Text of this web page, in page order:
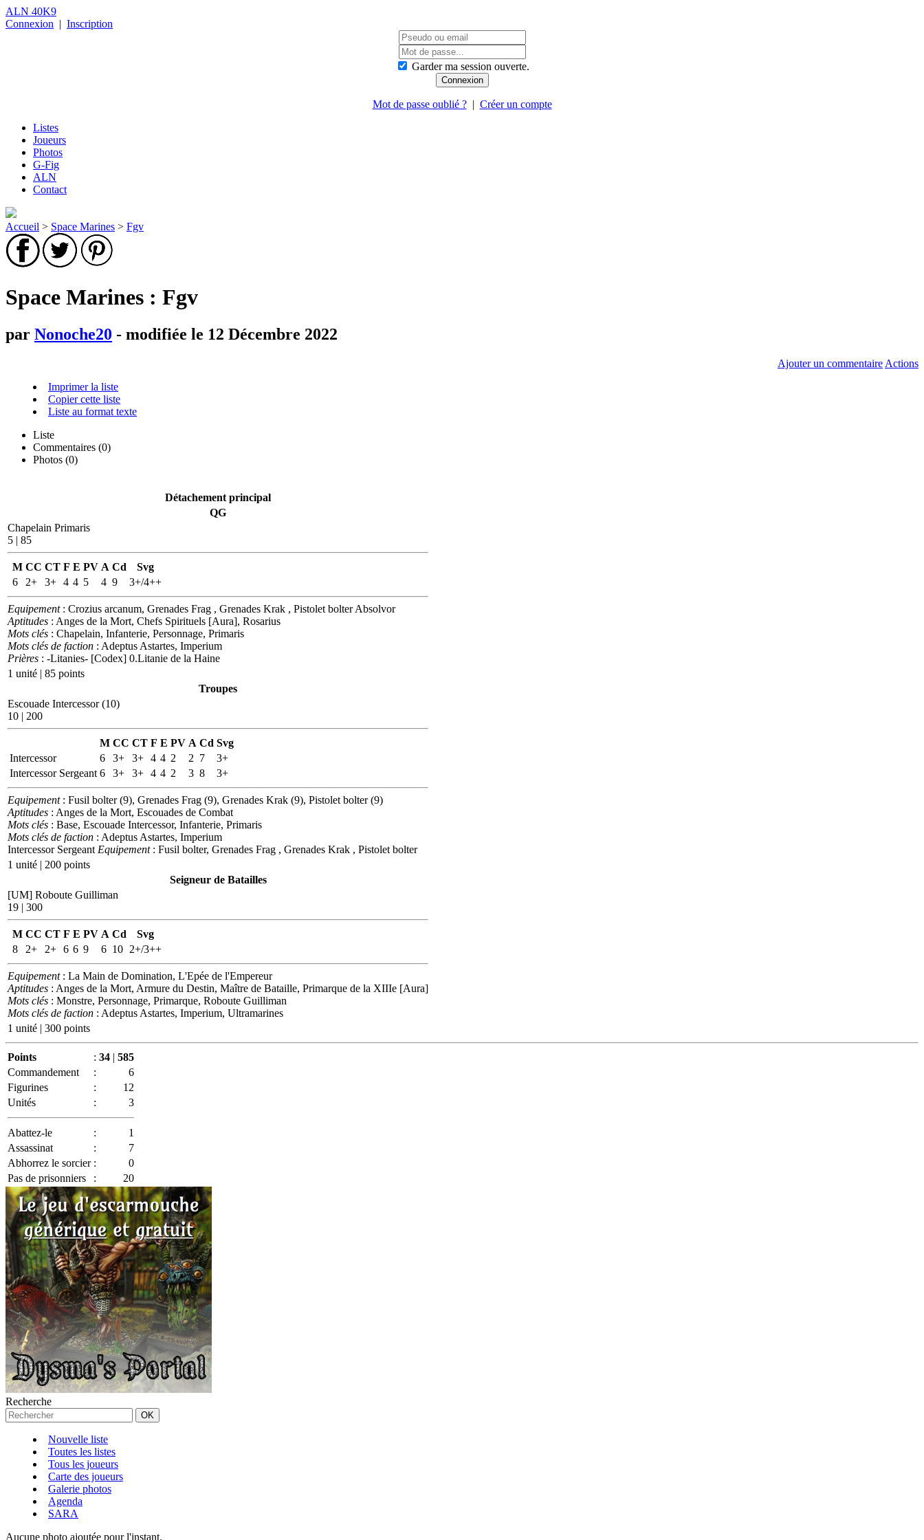
ALN 40K9
Connexion | Inscription
Garder ma session ouverte.
Mot de passe oublié ?| Créer un compte
Listes
Joueurs
Photos
G-Fig
ALN
Contact
Accueil > Space Marines > Fgv
Space Marines : Fgv
par Nonoche20 - modifiée le 12 Décembre 2022
Ajouter un commentaire Actions
Imprimer la liste
Copier cette liste
Liste au format texte
Liste
Commentaires (0)
Photos (0)
Détachement principal
QG
Chapelain Primaris
5 | 85
M CC CT F E PV A Cd
Svg
6
2+ 3+ 4 4 5 4 9 3+/4++
Equipement: Crozius arcanum, Grenades Frag , Grenades Krak , Pistolet bolter Absolvor
Aptitudes : Anges de la Mort, Chefs Spirituels [Aura], Rosarius
Mots clés : Chapelain, Infanterie, Personnage, Primaris
Mots clés de faction : Adeptus Astartes, Imperium
Prières : -Litanies- [Codex] 0.Litanie de la Haine
1 unité | 85 points
Troupes
Escouade Intercessor (10)
10 | 200
M CC CT F E PV A Cd Svg
Intercessor
6 3+ 3+ 4 4 2 2 7
3+
Intercessor Sergeant 6 3+ 3+ 4 4 2 3 8 3+
Equipement: Fusil bolter (9), Grenades Frag (9), Grenades Krak (9), Pistolet bolter (9)
Aptitudes : Anges de la Mort, Escouades de Combat
Mots clés : Base, Escouade Intercessor, Infanterie, Primaris
Mots clés de faction : Adeptus Astartes, Imperium
Intercessor Sergeant Equipement: Fusil bolter, Grenades Frag , Grenades Krak , Pistolet bolter
1 unité | 200 points
Seigneur de Batailles
[UM] Roboute Guilliman
19 | 300
M CC CT F E PV A Cd
Svg
8
2+ 2+ 6 6 9 6 10 2+/3++
Equipement: La Main de Domination, L'Epée de l'Empereur
Aptitudes : Anges de la Mort, Armure du Destin, Maître de Bataille, Primarque de la XIIIe [Aura]
Mots clés : Monstre, Personnage, Primarque, Roboute Guilliman
Mots clés de faction : Adeptus Astartes, Imperium, Ultramarines
1 unité | 300 points
Points : 34 | 585
Commandement
:
6
Figurines
:
12
Unités
: 3
Abattez-le :
1
Assassinat
:
7
Abhorrez le sorcier :
0
Pas de prisonniers
: 20
Recherche
Nouvelle liste
Toutes les listes
Tous les joueurs
Carte des joueurs
Galerie photos
Agenda
SARA
Aucune photo ajoutée pour l'instant.